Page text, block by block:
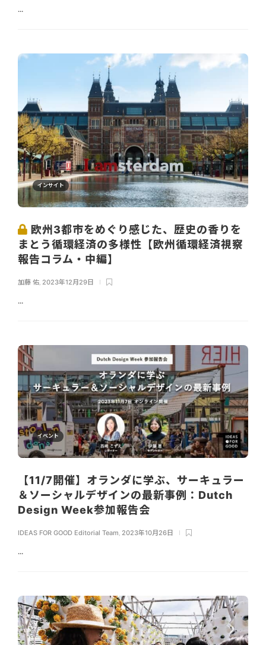
...
インサイト
欧州3都市をめぐり感じた、歴史の香りを
まとう循環経済の多様性【欧州循環経済視察
報告コラム・中編】
加藤 佑 2023年12月29日
...
イベント
【11/7開催】オランダに学ぶ、サーキュラー
＆ソーシャルデザインの最新事例：Dutch
Design Week参加報告会
IDEAS FOR GOOD Editorial Team 2023年10月26日
...